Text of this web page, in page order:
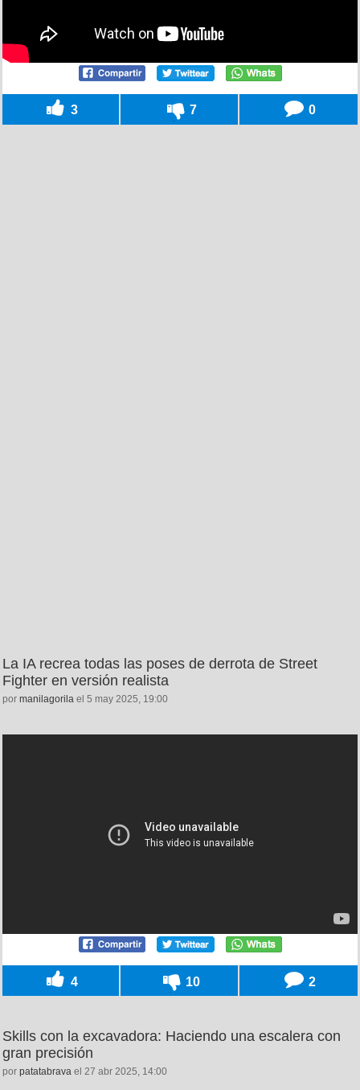
3 7 0
La IA recrea todas las poses de derrota de Street
Fighter en versión realista
por manilagorila el 5 may 2025, 19:00
4 10 2
Skills con la excavadora: Haciendo una escalera con
gran precisión
por patatabrava el 27 abr 2025, 14:00